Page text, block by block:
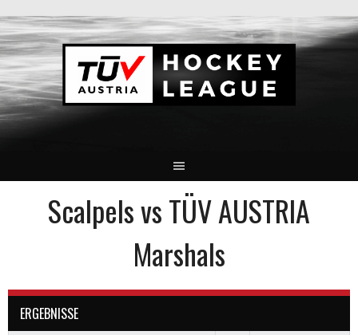
zum
Inhalt
Scalpels vs TÜV AUSTRIA
Marshals
ERGEBNISSE